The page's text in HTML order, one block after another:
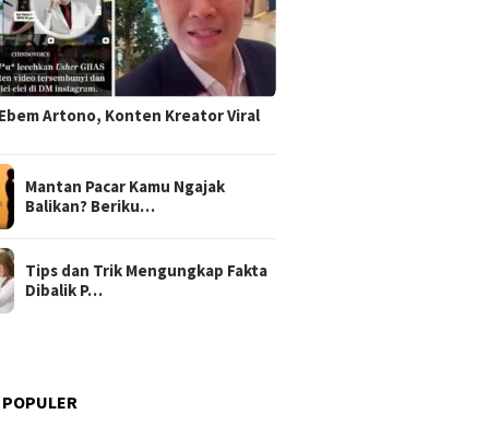
Artono, Konten Kreator Viral
Mantan Pacar Kamu Ngajak
Balikan? Beriku…
Tips dan Trik Mengungkap Fakta
Dibalik P…